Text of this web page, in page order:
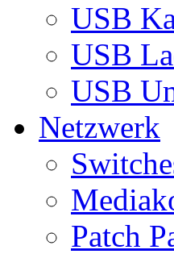
USB
USB
USB
Netzwerk
Patch